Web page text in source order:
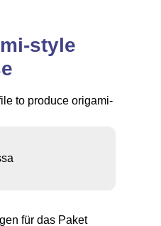
style
to produce origami-
für das Paket